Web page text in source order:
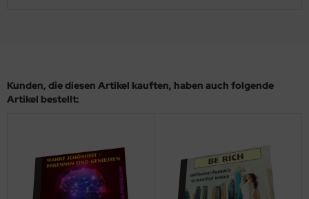
Kunden, die diesen Artikel kauften, haben auch folgende
Artikel bestellt: